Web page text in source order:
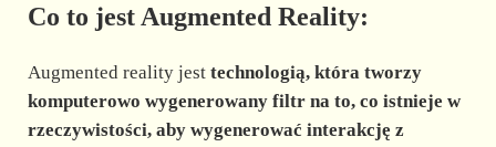
V
i
Co to jest Augmented Reality:
Augmented reality jest technologią, która tworzy
komputerowo wygenerowany filtr na to, co istnieje w
rzeczywistości, aby wygenerować interakcję z